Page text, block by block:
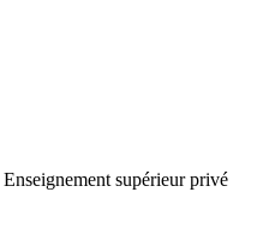
Enseignement supérieur privé